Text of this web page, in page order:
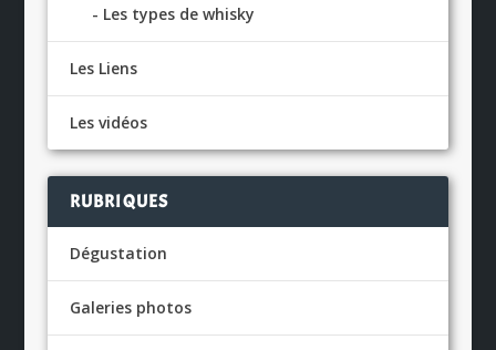
Les types de whisky
Les Liens
Les vidéos
RUBRIQUES
Dégustation
Galeries photos